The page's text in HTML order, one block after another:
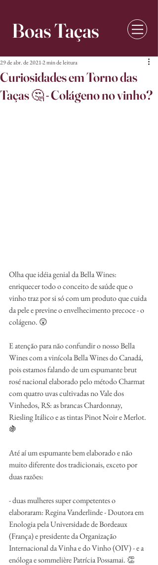
Boas Taças
Curiosidades em Torno das
Taças 🤔 - Colágeno no vinho?
29 de abr. de 20212 min de leitura
Olha que idéia genial da Bella Wines:
enriquecer todo o conceito de saúde que o
vinho traz por si só com um produto que cuida
da pele e previne o envelhecimento precoce - o
colágeno. 😲
E atenção para não confundir o nosso Bella
Wines com a vinícola Bella Wines do Canadá,
pois estamos falando de um espumante brut
rosé nacional elaborado pelo método Charmat
com quatro uvas cultivadas no Vale dos
Vinhedos, RS: as brancas Chardonnay,
Riesling Itálico e as tintas Pinot Noir e Merlot.
🍇
Até aí um espumante bem elaborado e não
muito diferente dos tradicionais, exceto por
duas razões:
- duas mulheres super competentes o
elaboraram: Regina Vanderlinde - Doutora em
Enologia pela Universidade de Bordeaux
(França) e presidente da Organização
Internacional da Vinha e do Vinho (OIV) - e a
enóloga e sommelière Patrícia Possamai. 👏